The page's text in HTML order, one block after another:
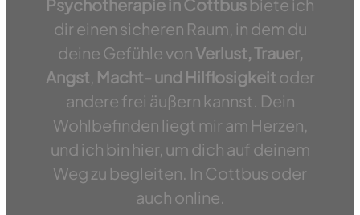
Psychotherapie in Cottbus biete ich
dir einen sicheren Raum, in dem du
deine Gefühle von Verlust, Trauer,
Angst, Macht- und Hilflosigkeit oder
andere frei äußern kannst. Dein
Wohlbefinden liegt mir am Herzen,
und ich bin hier, um dich auf deinem
Weg zu begleiten. In Cottbus oder
auch online.